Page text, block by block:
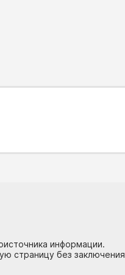
информации.
страницу без заключения